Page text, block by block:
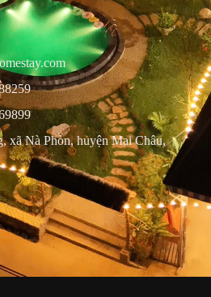
xã Nà Phòn, huyện Mai Châu,